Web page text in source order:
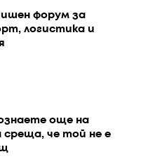
форум за
логистика и
още на
среща, че той не е